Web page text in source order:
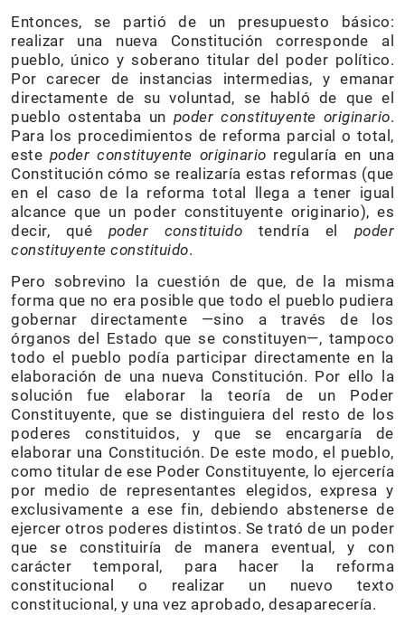
Entonces, se partió de un presupuesto básico:
realizar una nueva Constitución corresponde al
pueblo, único y soberano titular del poder político.
Por carecer de instancias intermedias, y emanar
directamente de su voluntad, se habló de que el
pueblo ostentaba un poder constituyente originario.
Para los procedimientos de reforma parcial o total,
este poder constituyente originario regularía en una
Constitución cómo se realizaría estas reformas (que
en el caso de la reforma total llega a tener igual
alcance que un poder constituyente originario), es
decir, qué poder constituido tendría el poder
constituyente constituido.
Pero sobrevino la cuestión de que, de la misma
forma que no era posible que todo el pueblo pudiera
gobernar directamente —sino a través de los
órganos del Estado que se constituyen—, tampoco
todo el pueblo podía participar directamente en la
elaboración de una nueva Constitución. Por ello la
solución fue elaborar la teoría de un Poder
Constituyente, que se distinguiera del resto de los
poderes constituidos, y que se encargaría de
elaborar una Constitución. De este modo, el pueblo,
como titular de ese Poder Constituyente, lo ejercería
por medio de representantes elegidos, expresa y
exclusivamente a ese fin, debiendo abstenerse de
ejercer otros poderes distintos. Se trató de un poder
que se constituiría de manera eventual, y con
carácter temporal, para hacer la reforma
constitucional o realizar un nuevo texto
constitucional, y una vez aprobado, desaparecería.